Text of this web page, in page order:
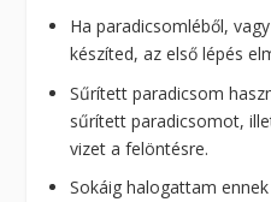
Ha paradicsomléből,
készíted, az első lépés
Sűrített paradicsom
sűrített paradicsomot,
vizet a felöntésre.
Sokáig halogattam